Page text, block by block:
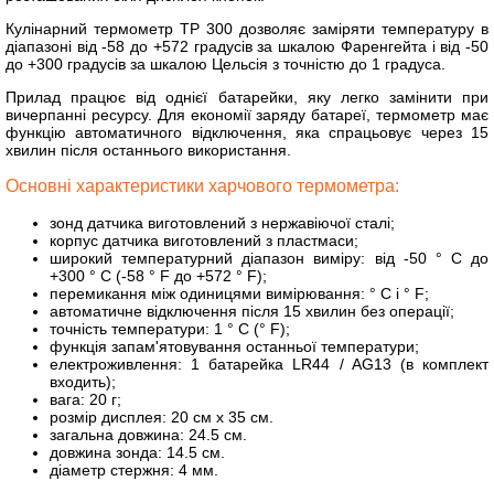
Кулінарний термометр ТР 300 дозволяє заміряти температуру в
діапазоні від -58 до +572 градусів за шкалою Фаренгейта і від -50
до +300 градусів за шкалою Цельсія з точністю до 1 градуса.
Прилад працює від однієї батарейки, яку легко замінити при
вичерпанні ресурсу. Для економії заряду батареї, термометр має
функцію автоматичного відключення, яка спрацьовує через 15
хвилин після останнього використання.
Основні характеристики харчового термометра:
зонд датчика виготовлений з нержавіючої сталі;
корпус датчика виготовлений з пластмаси;
широкий температурний діапазон виміру: від -50 ° C до
+300 ° C (-58 ° F до +572 ° F);
перемикання між одиницями вимірювання: ° C і ° F;
автоматичне відключення після 15 хвилин без операції;
точність температури: 1 ° C (° F);
функція запам'ятовування останньої температури;
електроживлення: 1 батарейка LR44 / AG13 (в комплект
входить);
вага: 20 г;
розмір дисплея: 20 см х 35 см.
загальна довжина: 24.5 см.
довжина зонда: 14.5 см.
діаметр стержня: 4 мм.